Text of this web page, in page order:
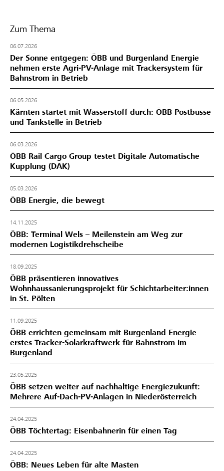
Zum Thema
06.07.2026
Der Sonne entgegen: ÖBB und Burgenland Energie
nehmen erste Agri-PV-Anlage mit Trackersystem für
Bahnstrom in Betrieb
06.05.2026
Kärnten startet mit Wasserstoff durch: ÖBB Postbusse
und Tankstelle in Betrieb
06.03.2026
ÖBB Rail Cargo Group testet Digitale Automatische
Kupplung (DAK)
05.03.2026
ÖBB Energie, die bewegt
14.11.2025
ÖBB: Terminal Wels – Meilenstein am Weg zur
modernen Logistikdrehscheibe
18.09.2025
ÖBB präsentieren innovatives
Wohnhaussanierungsprojekt für Schichtarbeiter:innen
in St. Pölten
11.09.2025
ÖBB errichten gemeinsam mit Burgenland Energie
erstes Tracker-Solarkraftwerk für Bahnstrom im
Burgenland
23.05.2025
ÖBB setzen weiter auf nachhaltige Energiezukunft:
Mehrere Auf-Dach-PV-Anlagen in Niederösterreich
24.04.2025
ÖBB Töchtertag: Eisenbahnerin für einen Tag
24.04.2025
ÖBB: Neues Leben für alte Masten